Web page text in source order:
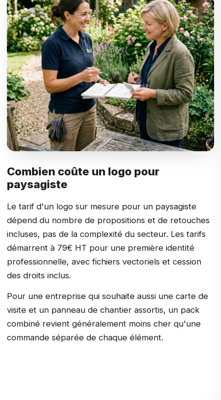
Combien coûte un logo pour
paysagiste
Le tarif d'un logo sur mesure pour un paysagiste
dépend du nombre de propositions et de retouches
incluses, pas de la complexité du secteur. Les tarifs
démarrent à 79€ HT pour une première identité
professionnelle, avec fichiers vectoriels et cession
des droits inclus.
Pour une entreprise qui souhaite aussi une carte de
visite et un panneau de chantier assortis, un pack
combiné revient généralement moins cher qu'une
commande séparée de chaque élément.